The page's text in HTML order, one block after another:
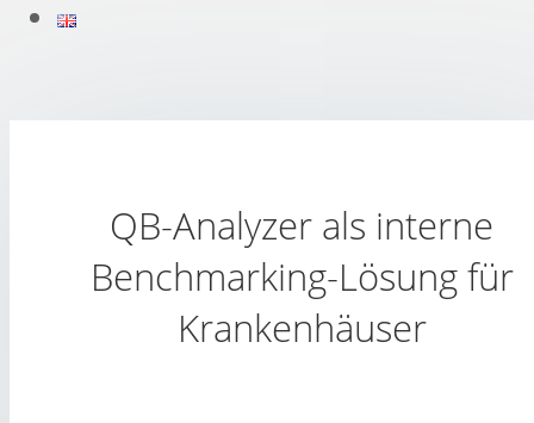
QB-Analyzer als interne
Benchmarking-Lösung für
Krankenhäuser